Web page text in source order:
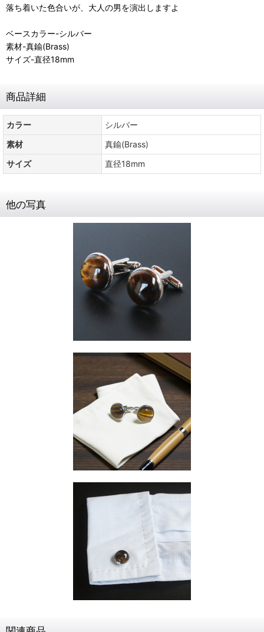
落ち着いた色合いが、大人の男を演出しますよ
ベースカラー-シルバー
素材-真鍮(Brass)
サイズ-直径18mm
商品詳細
カラー
シルバー
素材
真鍮(Brass)
サイズ
直径18mm
他の写真